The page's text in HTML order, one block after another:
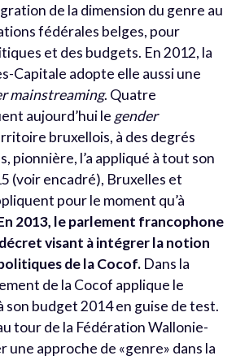
de la dimension du genre au
fédérales belges, pour
et des budgets. En 2012, la
Capitale adopte elle aussi une
mainstreaming. Quatre
aujourd’hui le gender
bruxellois, à des degrés
pionnière, l’a appliqué à tout son
(voir encadré), Bruxelles et
pour le moment qu’à
2013, le parlement francophone
visant à intégrer la notion
de la Cocof. Dans la
de la Cocof applique le
son budget 2014 en guise de test.
tour de la Fédération Wallonie-
une approche de «genre» dans la